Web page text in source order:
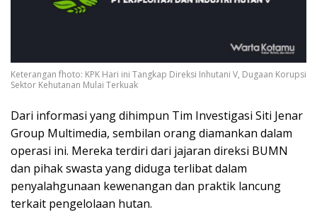
Keterangan fhoto: KPK Hari ini Tangkap Direksi Inhutani V, Dugaan Korupsi
Sektor Kehutanan Mulai Terkuak
Dari informasi yang dihimpun Tim Investigasi Siti Jenar
Group Multimedia, sembilan orang diamankan dalam
operasi ini. Mereka terdiri dari jajaran direksi BUMN
dan pihak swasta yang diduga terlibat dalam
penyalahgunaan kewenangan dan praktik lancung
terkait pengelolaan hutan.